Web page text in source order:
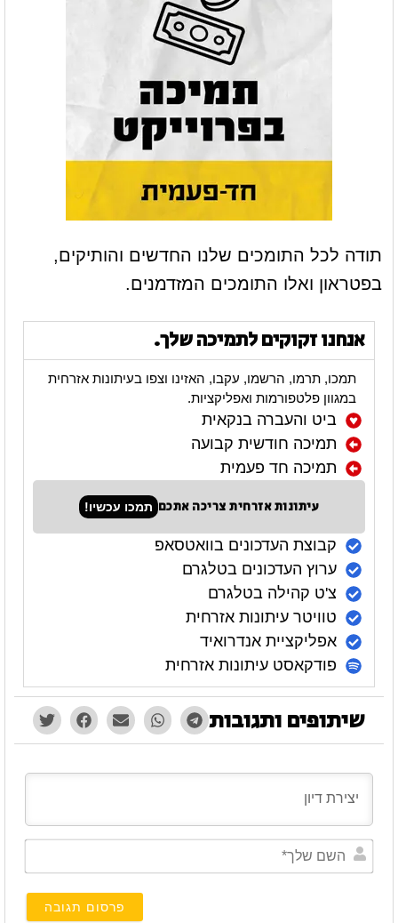
תודה לכל התומכים שלנו החדשים והותיקים,
בפטראון ואלו התומכים המזדמנים.
אנחנו זקוקים לתמיכה שלך.
תמכו, תרמו, הרשמו, עקבו, האזינו וצפו בעיתונות אזרחית
במגוון פלטפורמות ואפליקציות.
ביט והעברה בנקאית
תמיכה חודשית קבועה
תמיכה חד פעמית
עיתונות אזרחית צריכה אתכם תמכו עכשיו!
קבוצת העדכונים בוואטסאפ
ערוץ העדכונים בטלגרם
צ'ט קהילה בטלגרם
טוויטר עיתונות אזרחית
אפליקציית אנדרואיד
פודקאסט עיתונות אזרחית
שיתופים ותגובות